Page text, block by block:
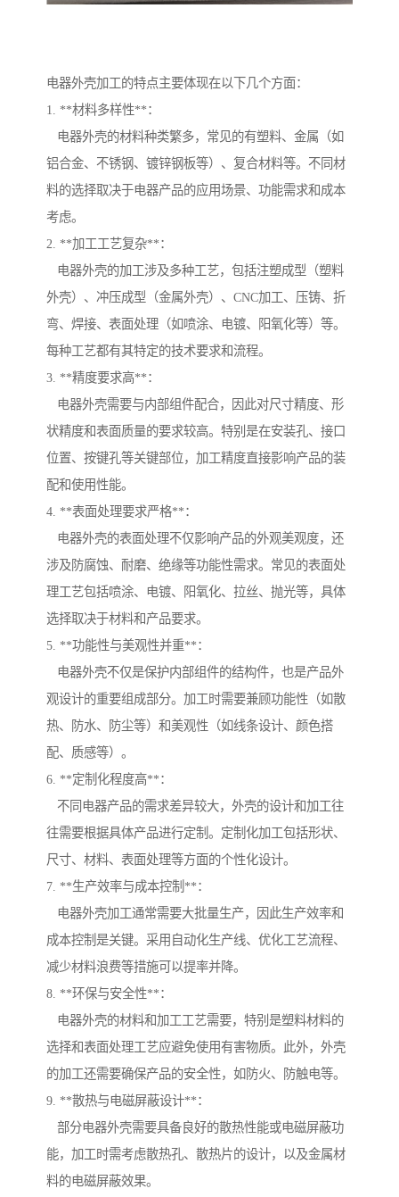
电器外壳加工的特点主要体现在以下几个方面：
1. **材料多样性**：
电器外壳的材料种类繁多，常见的有塑料、金属（如
铝合金、不锈钢、镀锌钢板等）、复合材料等。不同材
料的选择取决于电器产品的应用场景、功能需求和成本
考虑。
2. **加工工艺复杂**：
电器外壳的加工涉及多种工艺，包括注塑成型（塑料
外壳）、冲压成型（金属外壳）、CNC加工、压铸、折
弯、焊接、表面处理（如喷涂、电镀、阳氧化等）等。
每种工艺都有其特定的技术要求和流程。
3. **精度要求高**：
电器外壳需要与内部组件配合，因此对尺寸精度、形
状精度和表面质量的要求较高。特别是在安装孔、接口
位置、按键孔等关键部位，加工精度直接影响产品的装
配和使用性能。
4. **表面处理要求严格**：
电器外壳的表面处理不仅影响产品的外观美观度，还
涉及防腐蚀、耐磨、绝缘等功能性需求。常见的表面处
理工艺包括喷涂、电镀、阳氧化、拉丝、抛光等，具体
选择取决于材料和产品要求。
5. **功能性与美观性并重**：
电器外壳不仅是保护内部组件的结构件，也是产品外
观设计的重要组成部分。加工时需要兼顾功能性（如散
热、防水、防尘等）和美观性（如线条设计、颜色搭
配、质感等）。
6. **定制化程度高**：
不同电器产品的需求差异较大，外壳的设计和加工往
往需要根据具体产品进行定制。定制化加工包括形状、
尺寸、材料、表面处理等方面的个性化设计。
7. **生产效率与成本控制**：
电器外壳加工通常需要大批量生产，因此生产效率和
成本控制是关键。采用自动化生产线、优化工艺流程、
减少材料浪费等措施可以提率并降。
8. **环保与安全性**：
电器外壳的材料和加工工艺需要，特别是塑料材料的
选择和表面处理工艺应避免使用有害物质。此外，外壳
的加工还需要确保产品的安全性，如防火、防触电等。
9. **散热与电磁屏蔽设计**：
部分电器外壳需要具备良好的散热性能或电磁屏蔽功
能，加工时需考虑散热孔、散热片的设计，以及金属材
料的电磁屏蔽效果。